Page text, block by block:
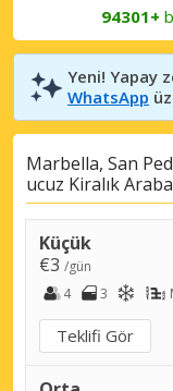
94301+
Yeni! Yapay
WhatsApp
Marbella, San
ucuz Kiralık
Küçük
€3 /gün
4
3
Teklifi Gör